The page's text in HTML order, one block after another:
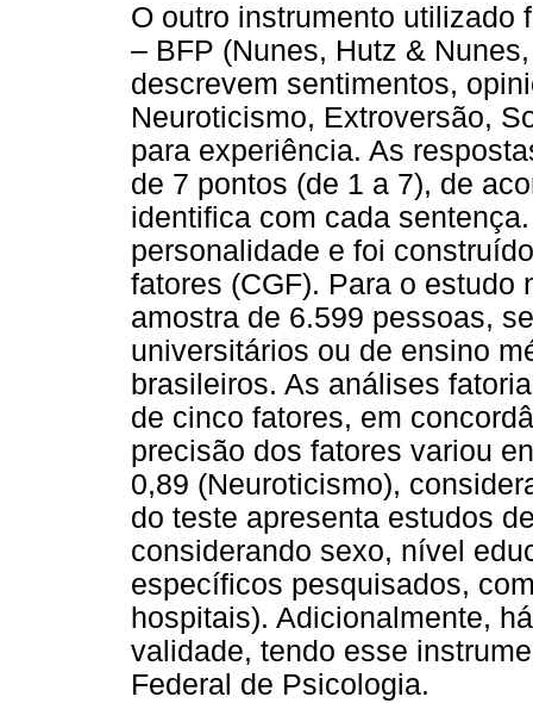
O outro instrumento utilizado
– BFP (Nunes, Hutz &
descrevem sentimentos,
Neuroticismo, Extroversão,
para experiência. As
de 7 pontos (de 1 a 7), de
identifica com cada
personalidade e foi
fatores (CGF). Para o estudo
amostra de 6.599 pessoas,
universitários ou de ensino
brasileiros. As análises
de cinco fatores, em
precisão dos fatores variou
0,89 (Neuroticismo),
do teste apresenta estudos
considerando sexo, nível
específicos pesquisados,
hospitais). Adicionalmente,
validade, tendo esse
Federal de Psicologia.